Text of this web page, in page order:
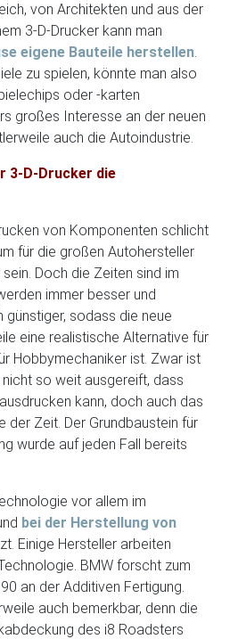
von Architekten und aus der
3-D-Drucker kann man
eigene Bauteile herstellen.
zu spielen, könnte man also
oder -karten
großes Interesse an der neuen
auch die Autoindustrie.
3-D-Drucker die
von Komponenten schlicht
für die großen Autohersteller
Doch die Zeiten sind im
immer besser und
günstiger, sodass die neue
eine realistische Alternative für
Hobbymechaniker ist. Zwar ist
so weit ausgereift, dass
kann, doch auch das
der Zeit. Der Grundbaustein für
wurde auf jeden Fall bereits
vor allem im
bei der Herstellung von
Einige Hersteller arbeiten
BMW forscht zum
an der Additiven Fertigung.
auch bemerkbar, denn die
des i8 Roadsters